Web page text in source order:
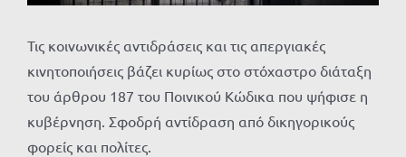
Τις κοινωνικές αντιδράσεις και τις απεργιακές
κινητοποιήσεις βάζει κυρίως στο στόχαστρο διάταξη
του άρθρου 187 του Ποινικού Κώδικα που ψήφισε η
κυβέρνηση. Σφοδρή αντίδραση από δικηγορικούς
φορείς και πολίτες.